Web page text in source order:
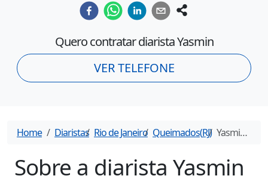
Quero contratar diaristaYasmin
VER TELEFONE
Home Diaristas Rio de Janeiro Queimados(RJ) Yasmin -
Sobre a diarista Yasmin